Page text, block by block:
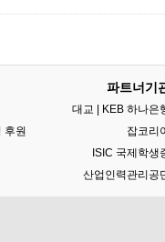
후원
파트너기
대교 | KEB 하나은
잡코리
ISIC 국제학생
산업인력관리공